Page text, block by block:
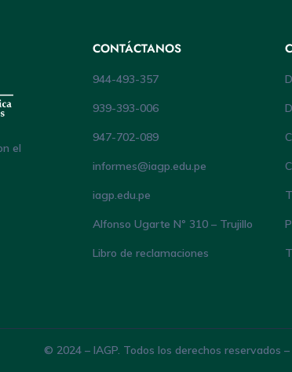
el
CONTÁCTANOS
944-493-357
939-393-006
947-702-089
informes@iagp.edu.pe
iagp.edu.pe
Alfonso Ugarte Nº 310 – Trujillo
Libro de reclamaciones
© 2024 – IAGP. Todos los derechos reservados